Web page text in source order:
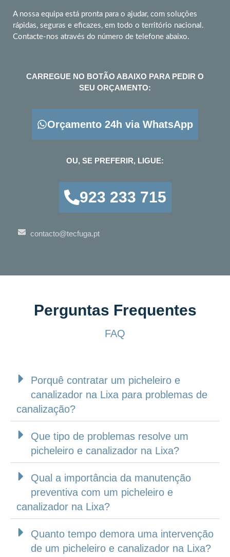
A nossa equipa está pronta para o ajudar, com soluções
rápidas, seguras e eficazes, em todo o território nacional.
Contacte-nos através do número de telefone abaixo.
CARREGUE NO BOTÃO ABAIXO PARA PEDIR O
SEU ORÇAMENTO:
Orçamento 24h via WhatsApp
OU, SE PREFERIR, LIGUE:
923 233 715
contacto@tecfuga.pt
Perguntas Frequentes
FAQ
Porquê contratar um picheleiro e
canalizador na Lixa para problemas de
canalização?
Que tipo de problemas resolve um
picheleiro e canalizador na Lixa?
Qual a importância da manutenção
preventiva com um picheleiro e
canalizador na Lixa?
Quanto tempo demora uma intervenção
de um picheleiro e canalizador na Lixa?